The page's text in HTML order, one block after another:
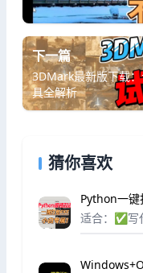
下一篇
3DMark最新版下载
具全解析
猜你喜欢
Python一键
码打包成
适合：✅写